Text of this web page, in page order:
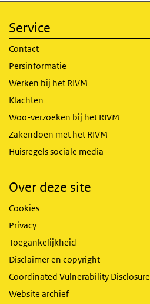
Service
Contact
Persinformatie
Werken bij het RIVM
Klachten
Woo-verzoeken bij het RIVM
Zakendoen met het RIVM
Huisregels sociale media
Over deze site
Cookies
Privacy
Toegankelijkheid
Disclaimer en copyright
Coordinated Vulnerability Disclosure
Website archief